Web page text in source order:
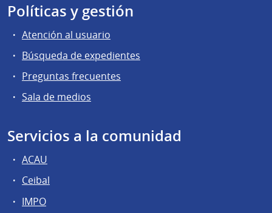
Políticas y gestión
Atención al usuario
Búsqueda de expedientes
Preguntas frecuentes
Sala de medios
Servicios a la comunidad
ACAU
Ceibal
IMPO